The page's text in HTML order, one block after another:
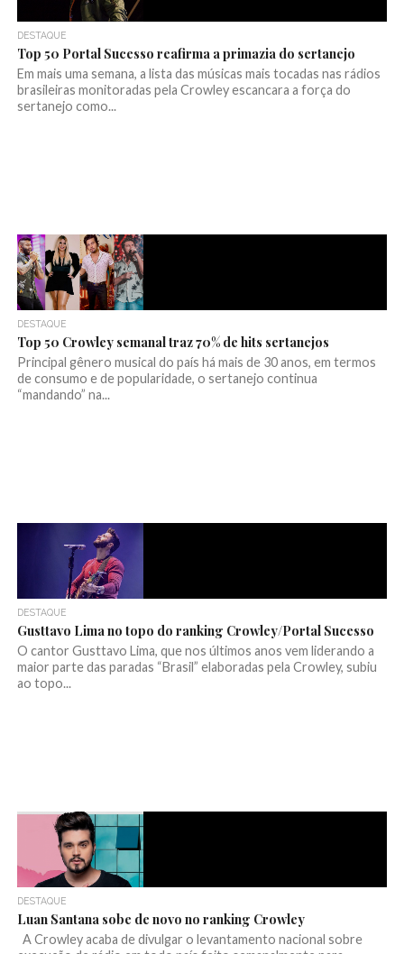
DESTAQUE
Top 50 Portal Sucesso reafirma a primazia do sertanejo
Em mais uma semana, a lista das músicas mais tocadas nas rádios
brasileiras monitoradas pela Crowley escancara a força do
sertanejo como...
DESTAQUE
Top 50 Crowley semanal traz 70% de hits sertanejos
Principal gênero musical do país há mais de 30 anos, em termos
de consumo e de popularidade, o sertanejo continua
“mandando” na...
DESTAQUE
Gusttavo Lima no topo do ranking Crowley/Portal Sucesso
O cantor Gusttavo Lima, que nos últimos anos vem liderando a
maior parte das paradas “Brasil” elaboradas pela Crowley, subiu
ao topo...
DESTAQUE
Luan Santana sobe de novo no ranking Crowley
A Crowley acaba de divulgar o levantamento nacional sobre